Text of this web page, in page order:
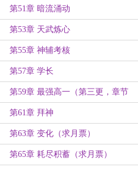
第51章 暗流涌动
第53章 天武炼心
第55章 神辅考核
第57章 学长
第59章 最强高一（第三更，章节
贷）
第61章 拜神
第63章 变化（求月票）
第65章 耗尽积蓄（求月票）